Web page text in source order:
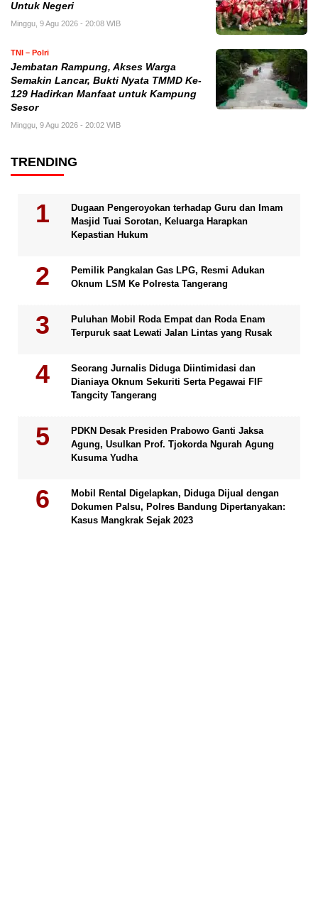
Untuk Negeri
Minggu, 9 Agu 2026 - 20:08 WIB
TNI – Polri
Jembatan Rampung, Akses Warga
Semakin Lancar, Bukti Nyata TMMD Ke-
129 Hadirkan Manfaat untuk Kampung
Sesor
Minggu, 9 Agu 2026 - 20:02 WIB
TRENDING
Dugaan Pengeroyokan terhadap Guru dan Imam
Masjid Tuai Sorotan, Keluarga Harapkan
Kepastian Hukum
Pemilik Pangkalan Gas LPG, Resmi Adukan
Oknum LSM Ke Polresta Tangerang
Puluhan Mobil Roda Empat dan Roda Enam
Terpuruk saat Lewati Jalan Lintas yang Rusak
Seorang Jurnalis Diduga Diintimidasi dan
Dianiaya Oknum Sekuriti Serta Pegawai FIF
Tangcity Tangerang
PDKN Desak Presiden Prabowo Ganti Jaksa
Agung, Usulkan Prof. Tjokorda Ngurah Agung
Kusuma Yudha
Mobil Rental Digelapkan, Diduga Dijual dengan
Dokumen Palsu, Polres Bandung Dipertanyakan:
Kasus Mangkrak Sejak 2023